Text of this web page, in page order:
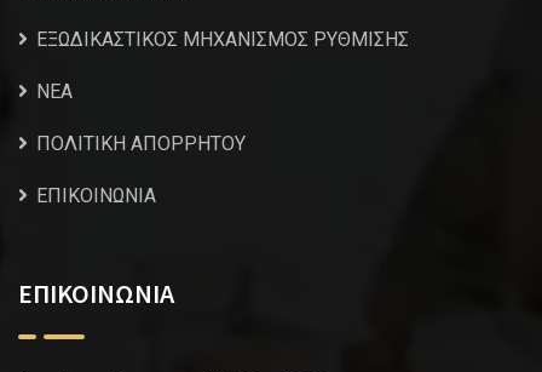
ΕΞΩΔΙΚΑΣΤΙΚΟΣ ΜΗΧΑΝΙΣΜΟΣ ΡΥΘΜΙΣΗΣ
NEA
ΠΟΛΙΤΙΚΗ ΑΠΟΡΡΗΤΟΥ
ΕΠΙΚΟΙΝΩΝΙΑ
ΕΠΙΚΟΙΝΩΝΙΑ